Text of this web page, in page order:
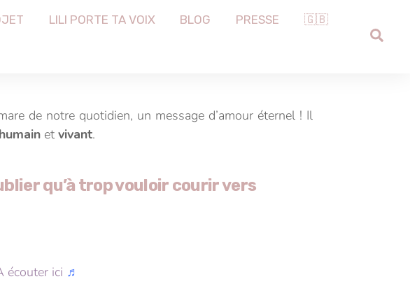
LILI PORTE TA VOIX BLOG PRESSE 🇬🇧
de notre quotidien, un message d’amour éternel ! Il
humainet vivant.
qu’à trop vouloir courir vers
ici ♬